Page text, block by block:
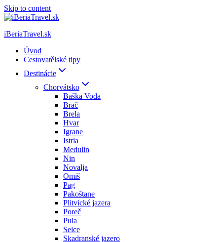
Skip to content
iBeriaTravel.sk
Úvod
Cestovatělské tipy
Destinácie
Chorvátsko
Baška Voda
Brač
Brela
Hvar
Igrane
Istria
Medulin
Nin
Novalja
Omiš
Pag
Pakoštane
Plitvické jazera
Poreč
Pula
Selce
Skadranské jazero